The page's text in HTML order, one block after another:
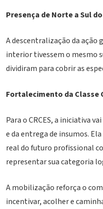
Presença de Norte a Sul
A descentralização da ação
interior tivessem o mesmo
dividiram para cobrir as
Fortalecimento da Classe
Para o CRCES, a iniciativa
e da entrega de insumos.
real do futuro profissional
representar sua categoria
A mobilização reforça o
incentivar, acolher e